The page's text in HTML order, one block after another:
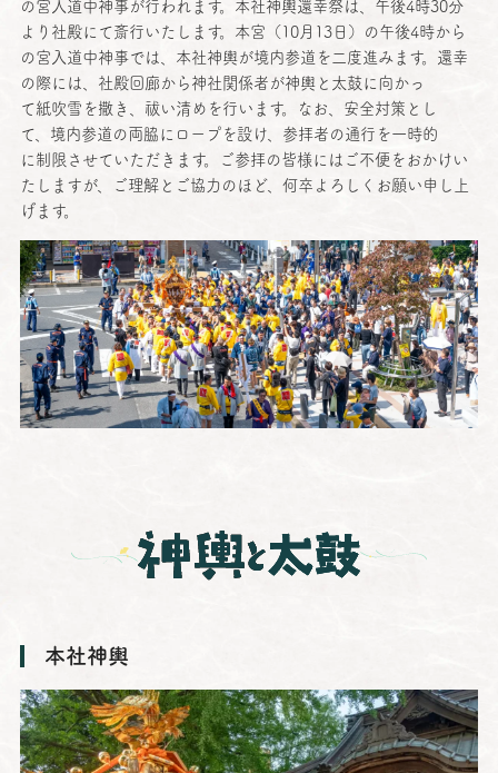
の宮入道中神事が行われます。 本社神輿還幸祭は、 午後4時30分
より 社殿にて斎行 いたします。 本宮 （10月13日）の午後4時から
の宮入道中神事では、 本社神輿が境内参道 を 二度進みます。 還幸
の際には、 社殿回廊 から 神社関係者 が神輿と 太鼓 に向かっ
て紙吹雪 を撒き、祓い清めを行います。なお、 安全対策 とし
て、 境内参道 の 両脇 にロープを設け、 参拝者 の通行 を一時的
に 制限 させていただきます。ご参拝の皆様にはご不便 をおかけい
たしますが、ご理解とご協力 のほど、 何卒 よろしくお願い申し上
げます。
神輿と太鼓
本社神輿